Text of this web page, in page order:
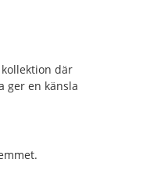
där
ger en känsla